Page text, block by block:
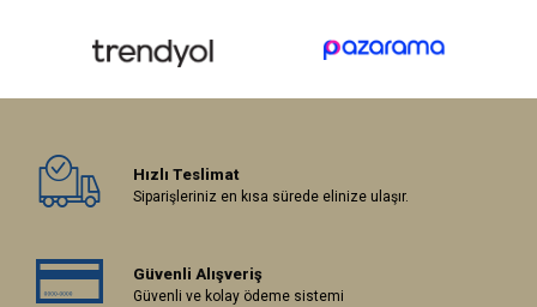
Hızlı Teslimat
Siparişleriniz en kısa sürede elinize ulaşır.
Güvenli Alışveriş
Güvenli ve kolay ödeme sistemi